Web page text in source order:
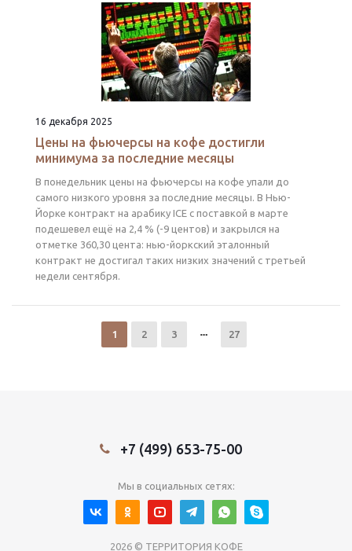
16 декабря 2025
Цены на фьючерсы на кофе достигли
минимума за последние месяцы
В понедельник цены на фьючерсы на кофе упали до
самого низкого уровня за последние месяцы. В Нью-
Йорке контракт на арабику ICE с поставкой в марте
подешевел ещё на 2,4 % (-9 центов) и закрылся на
отметке 360,30 цента: нью-йоркский эталонный
контракт не достигал таких низких значений с третьей
недели сентября.
1 2 3 27
+7 (499) 653-75-00
Мы в социальных сетях:
2026 © ТЕРРИТОРИЯ КОФЕ